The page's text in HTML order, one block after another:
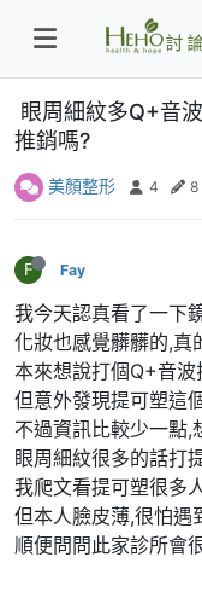
眼周細紋多Q+音
推銷嗎?
美顏整形 4 8
F Fay
我今天認真看了一下
化妝也感覺髒髒的,
本來想說打個Q+音波
但意外發現提可塑這
不過資訊比較少一點,
眼周細紋很多的話打
我爬文看提可塑很多
但本人臉皮薄,很怕遇
順便問問此家診所會